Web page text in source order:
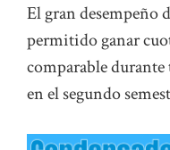
El gran desempeño
permitido ganar
comparable
en el segundo